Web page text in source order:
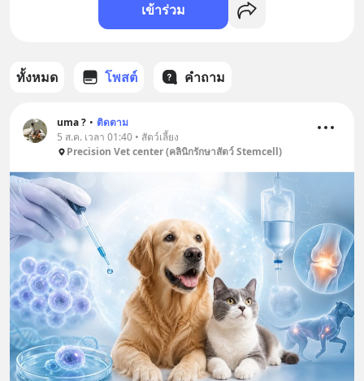
เข้าร่วม
ทั้งหมด โพสต์ คำถาม
uma ? • ติดตาม
5 ส.ค. เวลา 01:40 • สัตว์เลี้ยง
Precision Vet center (คลินิกรักษาสัตว์ Stemcell)